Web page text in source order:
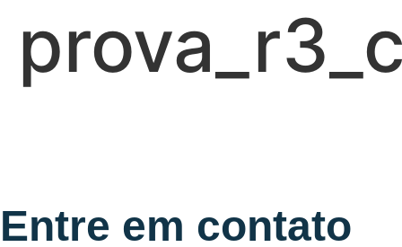
Entre em contato